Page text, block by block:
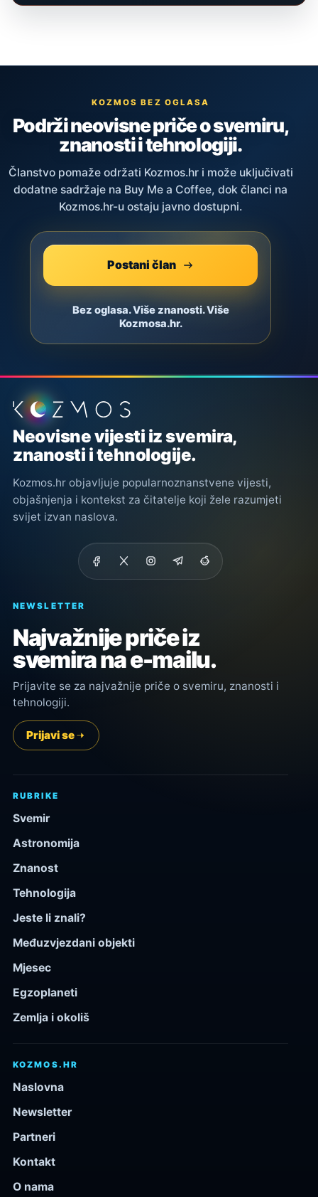
KOZMOS BEZ OGLASA
Podrži neovisne priče o svemiru,
znanosti i tehnologiji.
Članstvo pomaže održati Kozmos.hr i može uključivati
dodatne sadržaje na Buy Me a Coffee, dok članci na
Kozmos.hr-u ostaju javno dostupni.
Postani član
Bez oglasa. Više znanosti. Više
Kozmosa.hr.
Podnožje stranice
Neovisne vijesti iz svemira,
znanosti i tehnologije.
Kozmos.hr objavljuje popularnoznanstvene vijesti,
objašnjenja i kontekst za čitatelje koji žele razumjeti
svijet izvan naslova.
NEWSLETTER
Najvažnije priče iz
svemira na e-mailu.
Prijavite se za najvažnije priče o svemiru, znanosti i
tehnologiji.
Prijavi se
RUBRIKE
Svemir
Astronomija
Znanost
Tehnologija
Jeste li znali?
Međuzvjezdani objekti
Mjesec
Egzoplaneti
Zemlja i okoliš
KOZMOS.HR
Naslovna
Newsletter
Partneri
Kontakt
O nama